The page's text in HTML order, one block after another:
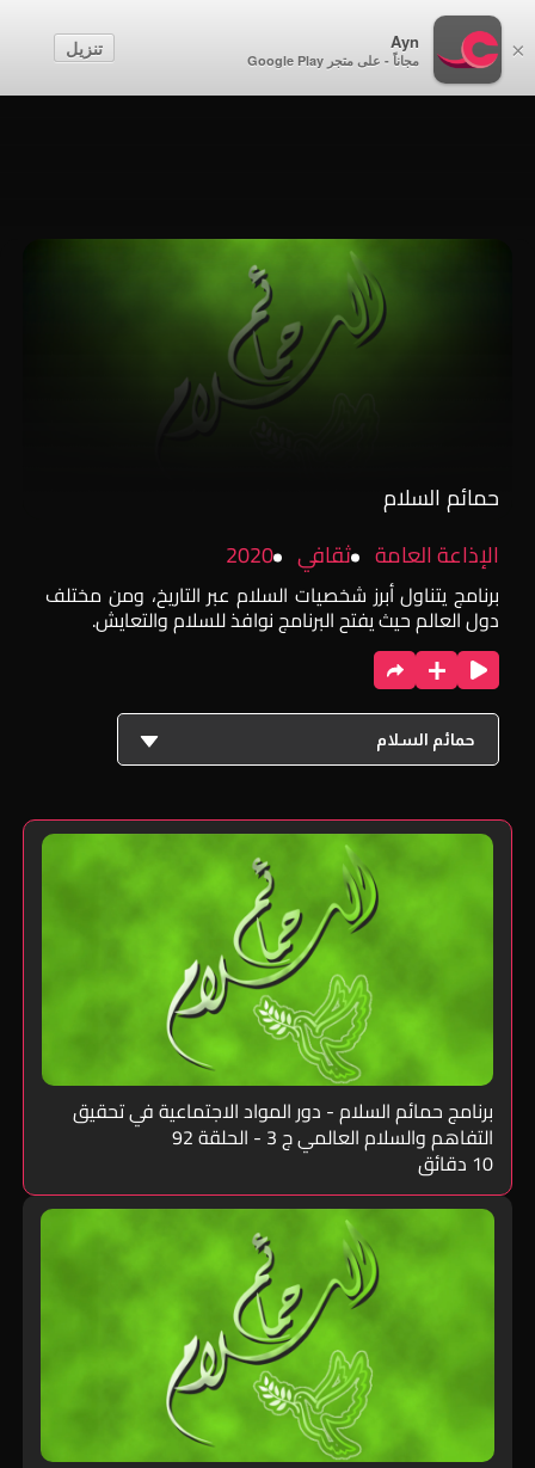
×
Ayn
مجاناً - على متجر Google Play
تنزيل
إنشاء حساب
حمائم السلام
الإذاعة العامة
ثقافي 2020
برنامج يتناول أبرز شخصيات السلام عبر التاريخ، ومن مختلف
دول العالم حيث يفتح البرنامج نوافذ للسلام والتعايش.
حمائم السلام
برنامج حمائم السلام - دور المواد الاجتماعية في تحقيق
التفاهم والسلام العالمي ج 3 - الحلقة 92
10 دقائق